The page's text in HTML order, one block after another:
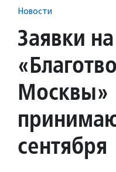
Новости
Заявки
Москвы»
сентября